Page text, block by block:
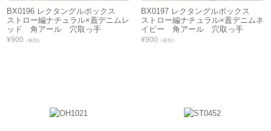
BX0196 レクタングルボックス
ストロー編ナチュラル×蓋デニムレ
ッド 角アール 穴取っ手
¥900 （税別）
BX0197 レクタングルボックス
ストロー編ナチュラル×蓋デニムネ
イビー 角アール 穴取っ手
¥900 （税別）